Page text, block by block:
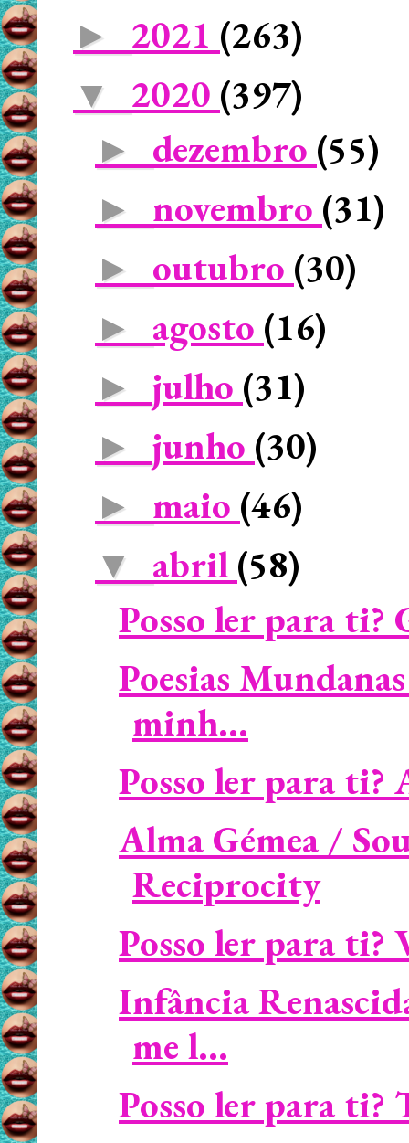
► 2021 (263)
▼ 2020 (397)
► dezembro (55)
► novembro (31)
► outubro (30)
► agosto (16)
► julho (31)
► junho (30)
► maio (46)
▼ abril (58)
Posso ler para ti?
Poesias
minh...
Posso ler para
Alma Gémea /
Reciprocity
Posso ler para ti?
Infância
me l...
Posso ler para